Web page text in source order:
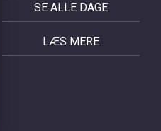
SE ALLE DAGE
LÆS MERE